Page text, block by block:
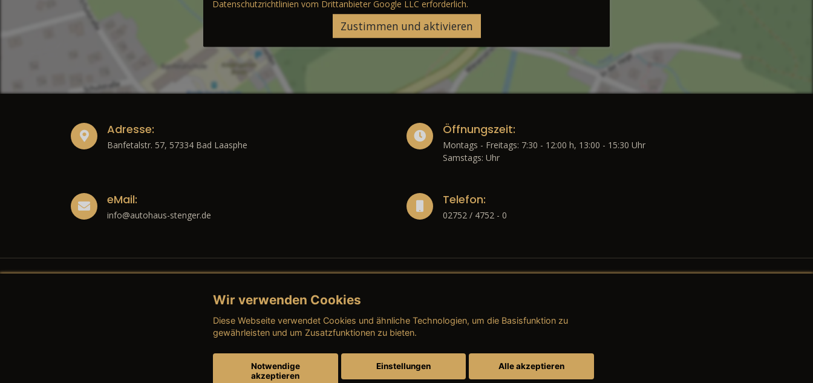
Datenschutzrichtlinien vom Drittanbieter Google LLC erforderlich.
Zustimmen und aktivieren
Adresse:
Banfetalstr. 57, 57334 Bad Laasphe
Öffnungszeit:
Montags - Freitags: 7:30 - 12:00 h, 13:00 - 15:30 Uhr
Samstags: Uhr
eMail:
info@autohaus-stenger.de
Telefon:
02752 / 4752 - 0
Rechtliches
→ Impressum
→ AGB (Neuwagen)
→ AGB (Teile & Zubehör)
Wir verwenden Cookies
Diese Webseite verwendet Cookies und ähnliche Technologien, um die Basisfunktion zu
gewährleisten und um Zusatzfunktionen zu bieten.
Notwendige
akzeptieren
Einstellungen Alle akzeptieren